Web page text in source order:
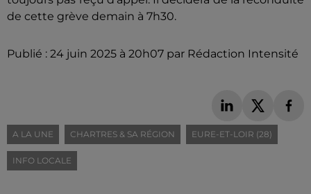
de cette grève demain à 7h30.
Publié : 24 juin 2025 à 20h07 par Rédaction Intensité
A LA UNE CHARTRES & SA RÉGION EURE-ET-LOIR (28)
INFO LOCALE